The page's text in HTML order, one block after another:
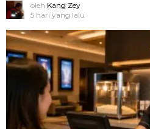
oleh Kang Zey
5 hari yang lalu